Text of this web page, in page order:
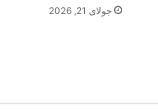
جولای 21, 2026